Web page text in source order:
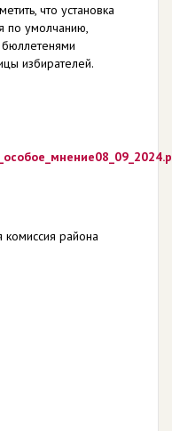
что установка
по умолчанию,
избирателей.
комиссия района